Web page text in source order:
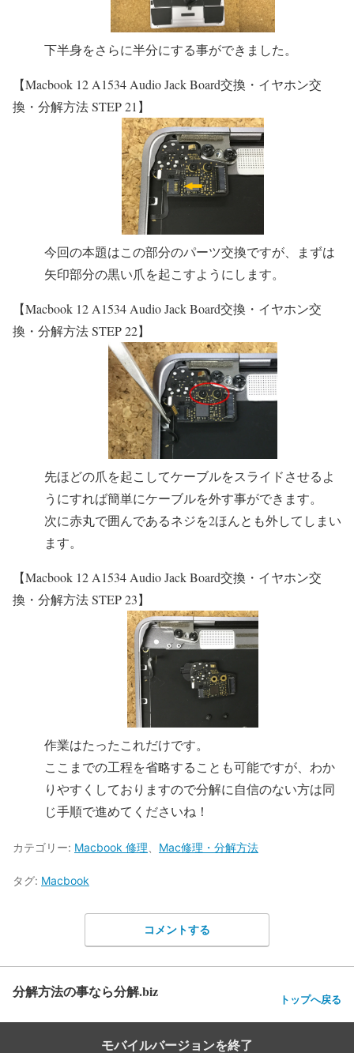
下半身をさらに半分にする事ができました。
【Macbook 12 A1534 Audio Jack Board交換・イヤホン交
換・分解方法 STEP 21】
今回の本題はこの部分のパーツ交換ですが、まずは
矢印部分の黒い爪を起こすようにします。
【Macbook 12 A1534 Audio Jack Board交換・イヤホン交
換・分解方法 STEP 22】
先ほどの爪を起こしてケーブルをスライドさせるよ
うにすれば簡単にケーブルを外す事ができます。
次に赤丸で囲んであるネジを2ほんとも外してしまい
ます。
【Macbook 12 A1534 Audio Jack Board交換・イヤホン交
換・分解方法 STEP 23】
作業はたったこれだけです。
ここまでの工程を省略することも可能ですが、わか
りやすくしておりますので分解に自信のない方は同
じ手順で進めてくださいね！
カテゴリー: Macbook 修理 Mac修理・分解方法
タグ: Macbook
コメントする
分解方法の事なら分解.biz トップへ戻る
モバイルバージョンを終了